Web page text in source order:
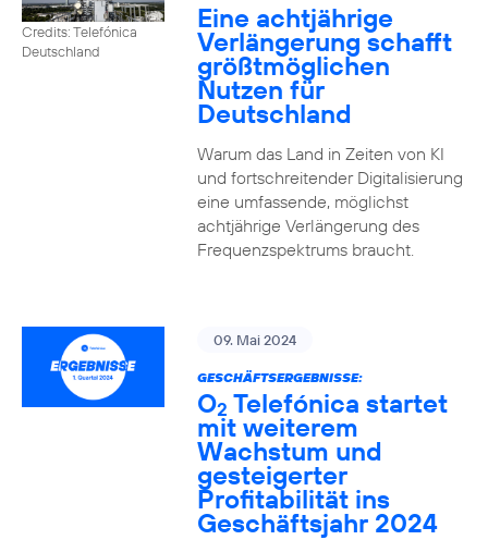
Credits: Telefónica
Deutschland
Eine achtjährige
Verlängerung schafft
größtmöglichen
Nutzen für
Deutschland
Warum das Land in Zeiten von KI
und fortschreitender Digitalisierung
eine umfassende, möglichst
achtjährige Verlängerung des
Frequenzspektrums braucht.
09. Mai 2024
GESCHÄFTSERGEBNISSE:
O2 Telefónica startet
mit weiterem
Wachstum und
gesteigerter
Profitabilität ins
Geschäftsjahr 2024